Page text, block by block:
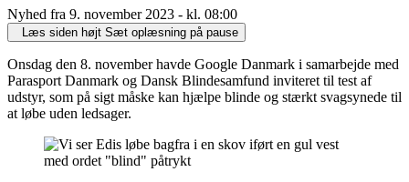
Nyhed fra 9. november 2023 - kl. 08:00
Læs siden højt Sæt oplæsning på pause
Onsdag den 8. november havde Google Danmark i samarbejde med
Parasport Danmark og Dansk Blindesamfund inviteret til test af
udstyr, som på sigt måske kan hjælpe blinde og stærkt svagsynede til
at løbe uden ledsager.